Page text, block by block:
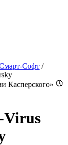
Софт /
Касперского»
Virus